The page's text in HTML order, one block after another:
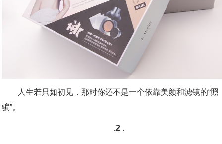
人生若只如初见，那时你还不是一个依靠美颜和滤镜的“照
骗”。
.2 .